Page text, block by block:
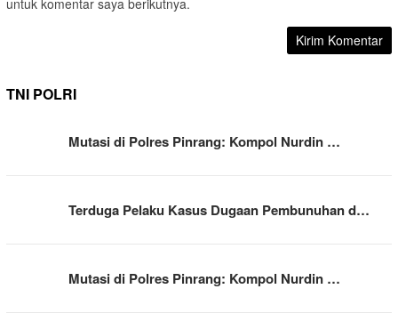
untuk komentar saya berikutnya.
TNI POLRI
Mutasi di Polres Pinrang: Kompol Nurdin …
Terduga Pelaku Kasus Dugaan Pembunuhan d…
Mutasi di Polres Pinrang: Kompol Nurdin …